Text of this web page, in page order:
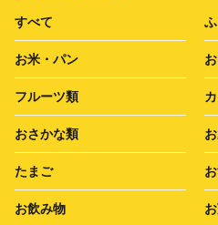
すべて
お米・パン
フルーツ類
おさかな類
たまご
お飲み物